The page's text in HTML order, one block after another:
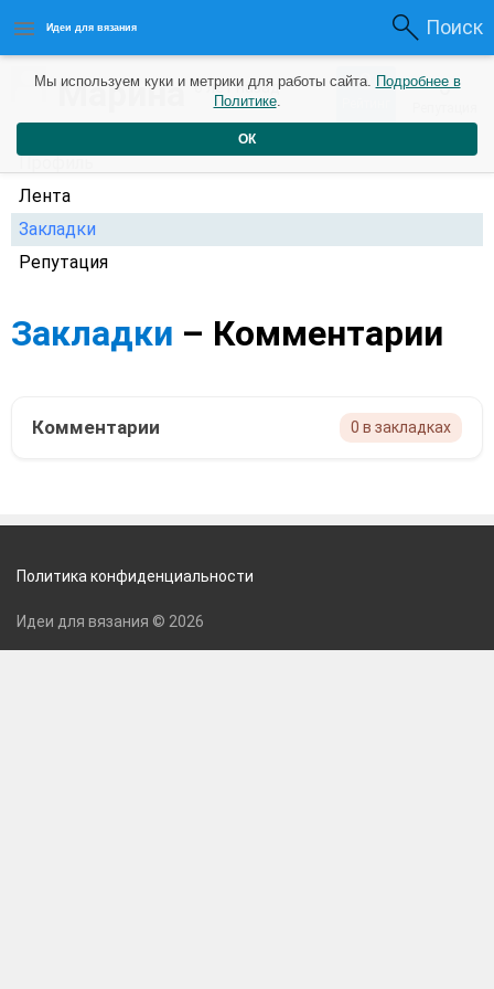
Идеи для вязания Поиск
Марина6 лет назад 0 0
Профиль
Лента
Закладки
Репутация
Закладки – Комментарии
Комментарии 0 в закладках
Мы используем куки и метрики для работы сайта. Подробнее в
Политике.
ОК
Политика конфиденциальности
Идеи для вязания © 2026